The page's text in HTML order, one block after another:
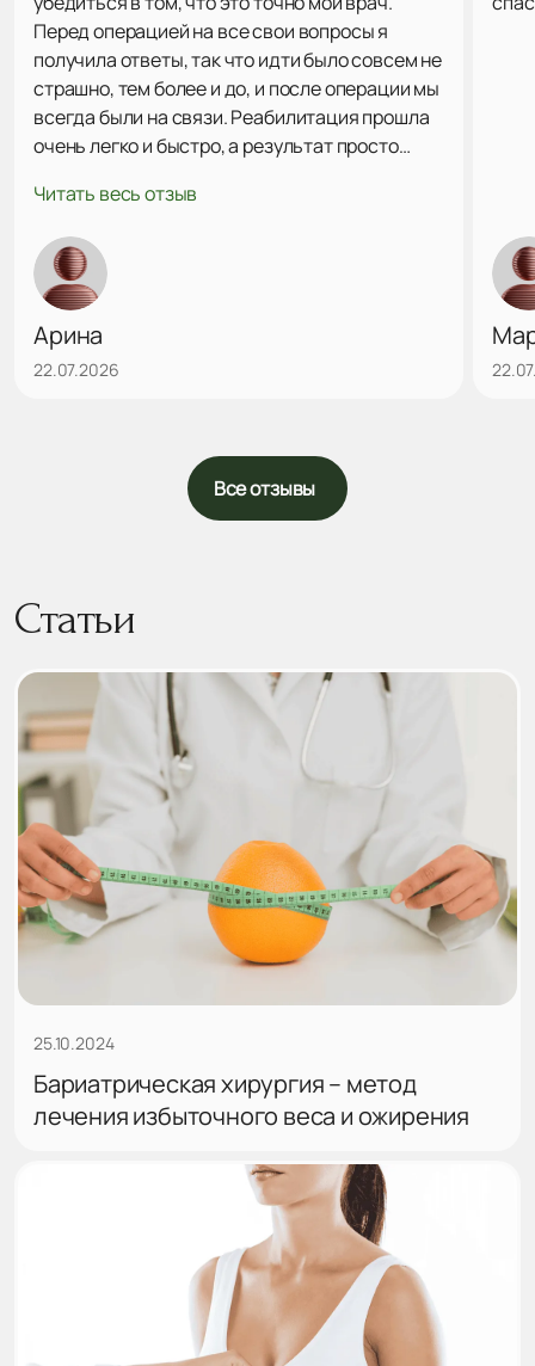
Перед операцией на все свои вопросы я
получила ответы, так что идти было совсем не
страшно, тем более и до, и после операции мы
всегда были на связи. Реабилитация прошла
очень легко и быстро, а результат просто
все 100! Ни капли не пожалела, что выбрала
Алексея Андреевича, я очень довольна
результатом. Однозначно рекомендую
данного врача, побольше бы таких
внимательных! Еще раз огромное спасибо)
Читать весь отзыв
Арина
22.07.2026
Все отзывы
Статьи
25.10.2024
Бариатрическая хирургия – метод
лечения избыточного веса и ожирения